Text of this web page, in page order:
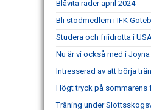
Blåvita rader april 2024
Bli stödmedlem i IFK
Studera och friidrotta i
Nu är vi också med i Joyna
Intresserad av att börja
Högt tryck på
Träning under